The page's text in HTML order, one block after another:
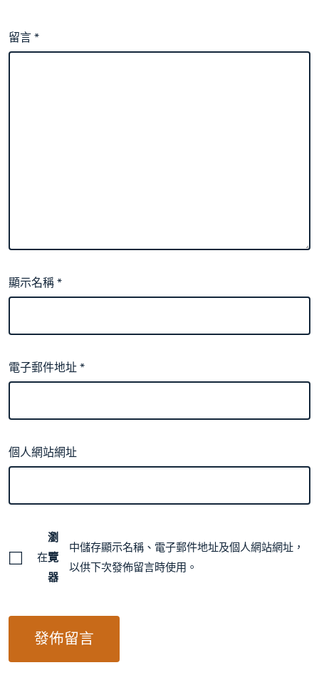
留言*
顯示名稱*
電子郵件地址*
個人網站網址
在
瀏
覽
器
中儲存顯示名稱、電子郵件地址及個人網站網址，
以供下次發佈留言時使用。